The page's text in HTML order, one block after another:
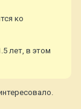
ко
лет, в этом